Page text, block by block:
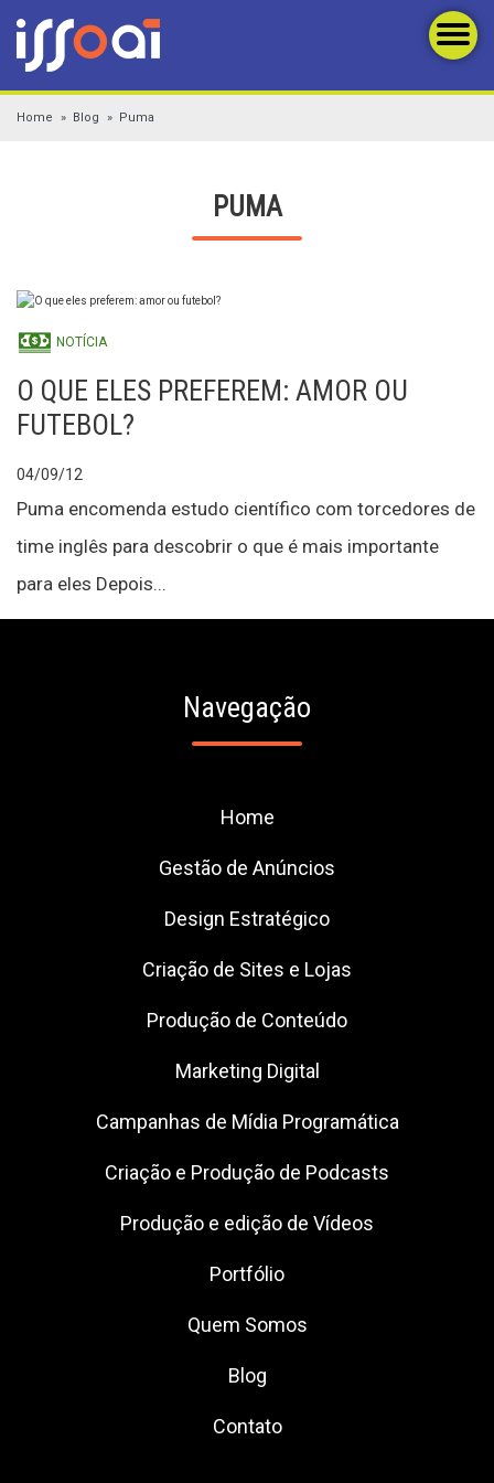
Home Blog Puma
PUMA
NOTÍCIA
O QUE ELES PREFEREM: AMOR OU
FUTEBOL?
04/09/12
Puma encomenda estudo científico com torcedores de
time inglês para descobrir o que é mais importante
para eles Depois...
Navegação
Home
Gestão de Anúncios
Design Estratégico
Criação de Sites e Lojas
Produção de Conteúdo
Marketing Digital
Campanhas de Mídia Programática
Criação e Produção de Podcasts
Produção e edição de Vídeos
Portfólio
Quem Somos
Blog
Contato